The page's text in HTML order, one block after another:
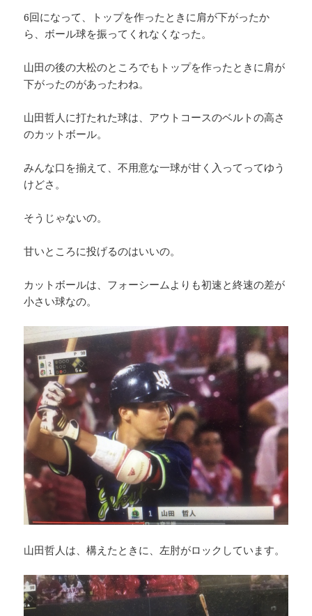
6回になって、トップを作ったときに肩が下がったか
ら、ボール球を振ってくれなくなった。
山田の後の大松のところでもトップを作ったときに肩が
下がったのがあったわね。
山田哲人に打たれた球は、アウトコースのベルトの高さ
のカットボール。
みんな口を揃えて、不用意な一球が甘く入ってってゆう
けどさ。
そうじゃないの。
甘いところに投げるのはいいの。
カットボールは、フォーシームよりも初速と終速の差が
小さい球なの。
山田哲人は、構えたときに、左肘がロックしています。